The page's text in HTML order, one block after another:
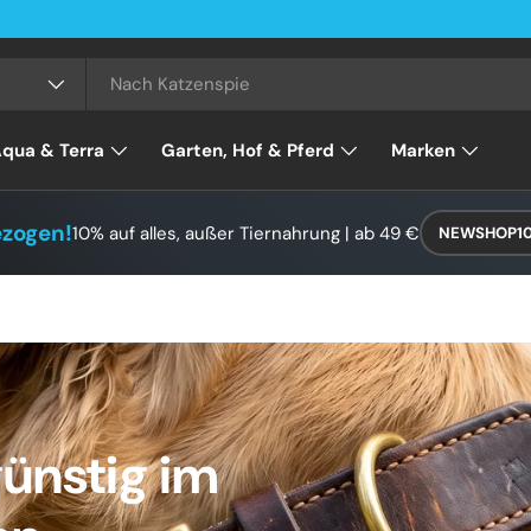
& Terra Garten, Hof & Pferd
Marken
10% auf alles, außer Tiernahrung | ab 49 €
im